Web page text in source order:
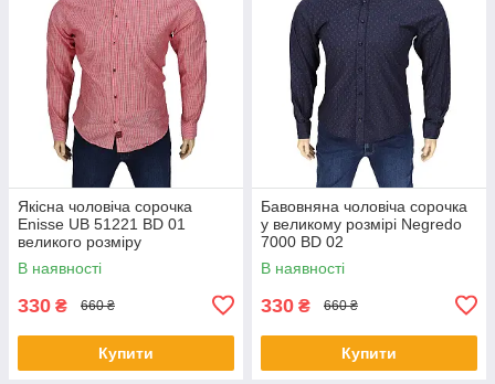
Якісна чоловіча сорочка
Еnisse UB 51221 BD 01
великого розміру
В наявності
330 ₴ 660 ₴
Купити
Бавовняна чоловіча сорочка
у великому розмірі Negredo
7000 BD 02
В наявності
330 ₴ 660 ₴
Купити